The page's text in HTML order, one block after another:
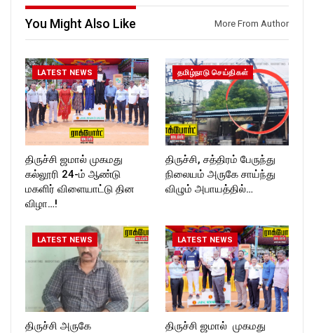
You Might Also Like More From Author
LATEST NEWS
திருச்சி ஜமால் முகமது
கல்லூரி 24-ம் ஆண்டு
மகளிர் விளையாட்டு தின
விழா…!
தமிழ்நாடு செய்திகள்
திருச்சி, சத்திரம் பேருந்து
நிலையம் அருகே சாய்ந்து
விழும் அபாயத்தில்…
LATEST NEWS
திருச்சி அருகே
LATEST NEWS
திருச்சி ஜமால் முகமது